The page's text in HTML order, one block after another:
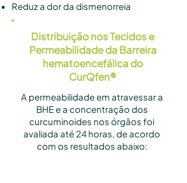
Reduz a dor da dismenorreia
Distribuição nos Tecidos e
Permeabilidade da Barreira
hematoencefálica do
CurQfen®
A permeabilidade em atravessar a
BHE e a concentração dos
curcuminoides nos órgãos foi
avaliada até 24 horas, de acordo
com os resultados abaixo: